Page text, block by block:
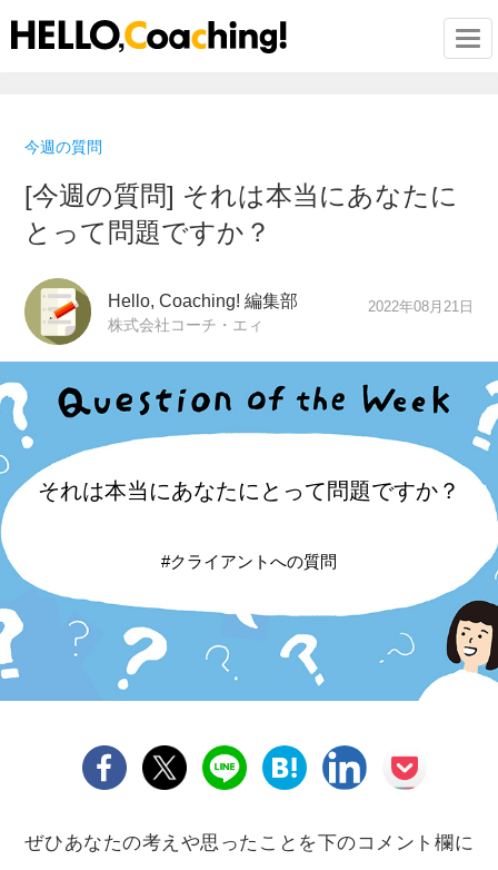
今週の質問
[今週の質問] それは本当にあなたに
とって問題ですか？
Hello, Coaching! 編集部
株式会社コーチ・エィ
2022年08月21日
それは本当にあなたにとって問題ですか？
#クライアントへの質問
ぜひあなたの考えや思ったことを下のコメント欄に